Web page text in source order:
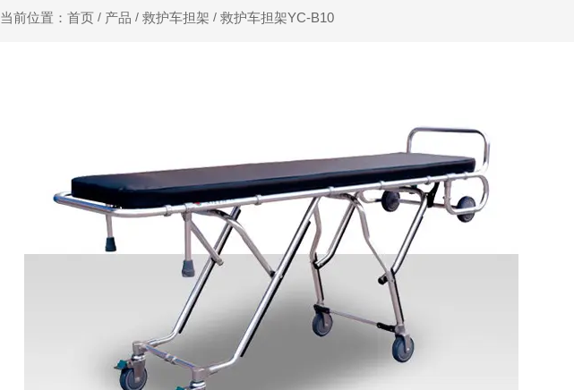
当前位置：首页 / 产品 / 救护车担架 / 救护车担架YC-B10